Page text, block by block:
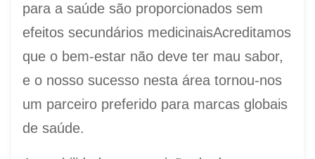
para a saúde são proporcionados sem
efeitos secundários medicinaisAcreditamos
que o bem-estar não deve ter mau sabor,
e o nosso sucesso nesta área tornou-nos
um parceiro preferido para marcas globais
de saúde.